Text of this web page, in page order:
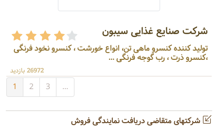
شرکت صنایع غذایی سیبون
تولید کننده کنسرو ماهی تن، انواع خورشت ، کنسرو نخود فرنگی
،کنسرو ذرت ، رب گوجه فرنگی ...
26972 بازدید
1 2 3 ...
شرکتهای متقاضی دریافت نمایندگی فروش